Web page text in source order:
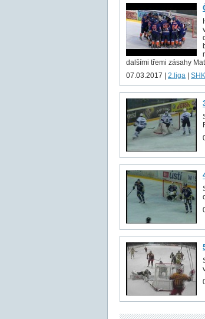
dalšími třemi zásahy
07.03.2017 | 2.liga